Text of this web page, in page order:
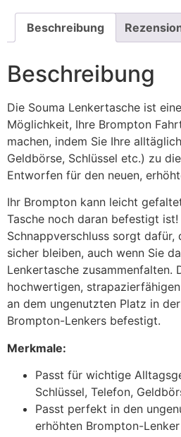
Beschreibung
Beschreibung
Die Souma Lenkertasche ist
Möglichkeit, Ihre Brompton
machen, indem Sie Ihre
Geldbörse, Schlüssel etc.) zu
Entworfen für den neuen,
Ihr Brompton kann leicht
Tasche noch daran befestigt
Schnappverschluss sorgt dafür,
sicher bleiben, auch wenn Sie
Lenkertasche zusammenfalten.
hochwertigen,
an dem ungenutzten Platz in
Brompton-Lenkers befestigt.
Merkmale:
Passt für wichtige
Schlüssel, Telefon,
Passt perfekt in den
erhöhten Brompton-Lenker